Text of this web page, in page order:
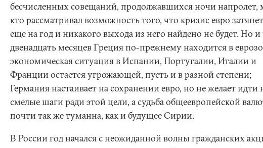
бесчисленных совещаний, продолжавшихся ночи напролет,
кто рассматривал возможность того, что кризис евро
еще на год и никакого выхода из него найдено не будет. Но и
двенадцать месяцев Греция по-прежнему находится в
экономическая ситуация в Испании, Португалии, Италии и
Франции остается угрожающей, пусть и в разной степени;
Германия настаивает на сохранении евро, но не желает идти
смелые шаги ради этой цели, а судьба общеевропейской
почти так же туманна, как и будущее Сирии.
В России год начался с неожиданной волны гражданских